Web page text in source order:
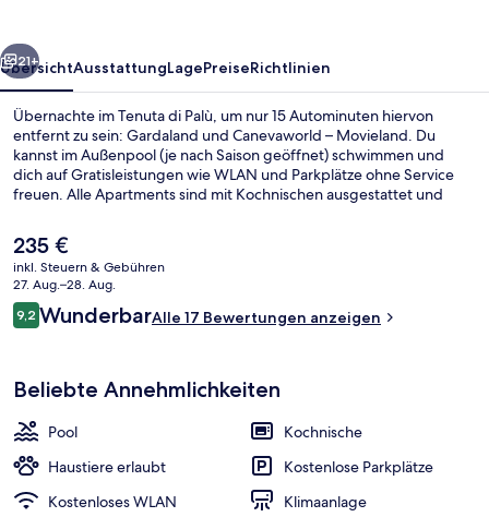
Weiter
21+
ÜbersichtAusstattungLagePreiseRichtlinien
Übernachte im Tenuta di Palù, um nur 15 Autominuten hiervon
entfernt zu sein: Gardaland und Canevaworld – Movieland. Du
kannst im Außenpool (je nach Saison geöffnet) schwimmen und
dich auf Gratisleistungen wie WLAN und Parkplätze ohne Service
freuen. Alle Apartments sind mit Kochnischen ausgestattet und
Der
aktuelle
Preis
beträgt
235 €.
235 €
inkl. Steuern & Gebühren
27. Aug.–28. Aug.
Bewertungen
9,29,2 von 10.
WunderbarAlle 17 Bewertungen anzeigen
Beliebte Annehmlichkeiten
Pool
Kochnische
Haustiere erlaubt
Kostenlose Parkplätze
Kostenloses WLAN
Klimaanlage